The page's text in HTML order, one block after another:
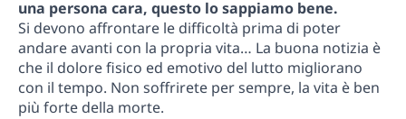
una persona cara, questo lo sappiamo bene.
Si devono affrontare le difficoltà prima di poter
andare avanti con la propria vita… La buona notizia è
che il dolore fisico ed emotivo del lutto migliorano
con il tempo. Non soffrirete per sempre, la vita è ben
più forte della morte.